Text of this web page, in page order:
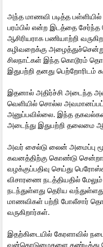
அந்த மாணவி படித்த
பரம்பில் என்ற இடத்தை
ஆசிரியராக பணியாற்றி
கழிவறைக்கு அழைத்துச்சென்று
சிலநாட்கள் இந்த கொடூரம்
இதுபற்றி தனது பெற்றோரிடம்
இதனால் அதிர்ச்சி அடைந்த
வெளியில் சொல்ல
அனுப்பவில்லை. இந்த
அடைந்து இதுபற்றி தலைமை
அவர் சைல்டு லைன் அமைப்பு
கவனத்திற்கு கொண்டு
வழக்குப்பதிவு செய்து
விசாரணை நடத்தியதில்
நடந்துள்ளது தெரிய
மாணவிகள் பற்றி போலீசார்
வருகிறார்கள்.
இதற்கிடையில் கேரளாவில்
வன்கொடுமைகளை கண்டித்து